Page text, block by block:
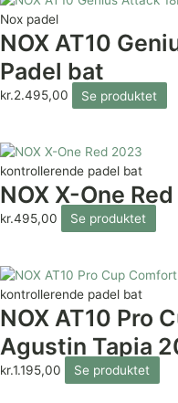
Nox padel
NOX AT10
Padel bat
kr.2.495,00 Se produktet
kontrollerende padel bat
NOX X-One
kr.495,00 Se produktet
kontrollerende padel bat
NOX AT10 Pro
Agustin Tapia
kr.1.195,00 Se produktet